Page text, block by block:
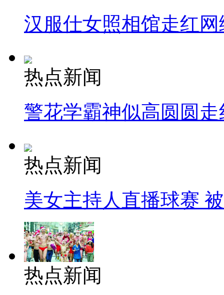
汉服仕女照相馆走红网
热点新闻
警花学霸神似高圆圆走
热点新闻
美女主持人直播球赛
热点新闻